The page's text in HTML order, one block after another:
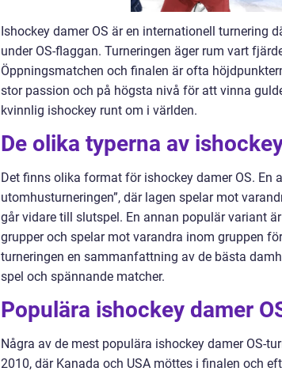
Ishockey damer OS är en internationell
under OS-flaggan. Turneringen äger rum vart
Öppningsmatchen och finalen är ofta
stor passion och på högsta nivå för att vinna
kvinnlig ishockey runt om i världen.
De olika typerna av
Det finns olika format för ishockey damer OS.
utomhusturneringen”, där lagen spelar mot
går vidare till slutspel. En annan populär variant
grupper och spelar mot varandra inom gruppen
turneringen en sammanfattning av de bästa
spel och spännande matcher.
Populära ishockey damer
Några av de mest populära ishockey damer OS-
2010, där Kanada och USA möttes i finalen och